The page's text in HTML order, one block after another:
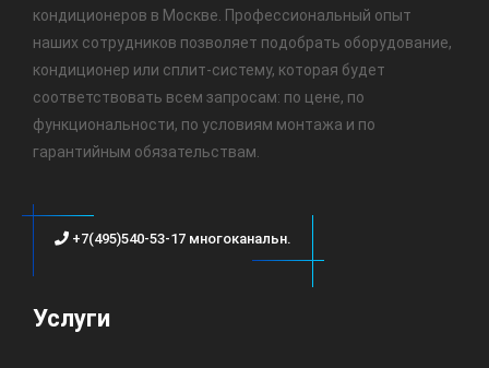
кондиционеров в Москве. Профессиональный опыт
наших сотрудников позволяет подобрать оборудование,
кондиционер или сплит-систему, которая будет
соответствовать всем запросам: по цене, по
функциональности, по условиям монтажа и по
гарантийным обязательствам.
+7(495)540-53-17 многоканальн.
Услуги